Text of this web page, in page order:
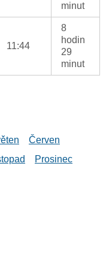
minut
11:44
8
hodin
29
minut
Červen
Prosinec